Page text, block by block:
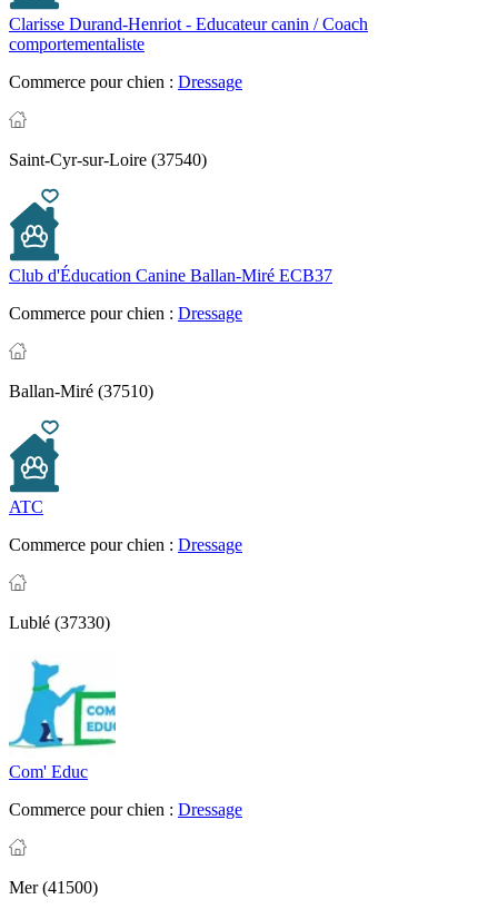
Clarisse Durand-Henriot - Educateur canin / Coach
comportementaliste
Commerce pour chien : Dressage
Saint-Cyr-sur-Loire (37540)
Club d'Éducation Canine Ballan-Miré ECB37
Commerce pour chien : Dressage
Ballan-Miré (37510)
ATC
Commerce pour chien : Dressage
Lublé (37330)
Com' Educ
Commerce pour chien : Dressage
Mer (41500)